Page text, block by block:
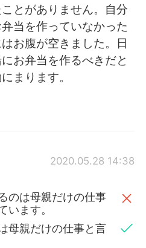
中文
Việt
とがありません。自分
当を作っていなかった
お腹が空きました。日
お弁当を作るべきだと
まります。
2020.05.28 14:38
のは母親だけの仕事
います。
母親だけの仕事と言